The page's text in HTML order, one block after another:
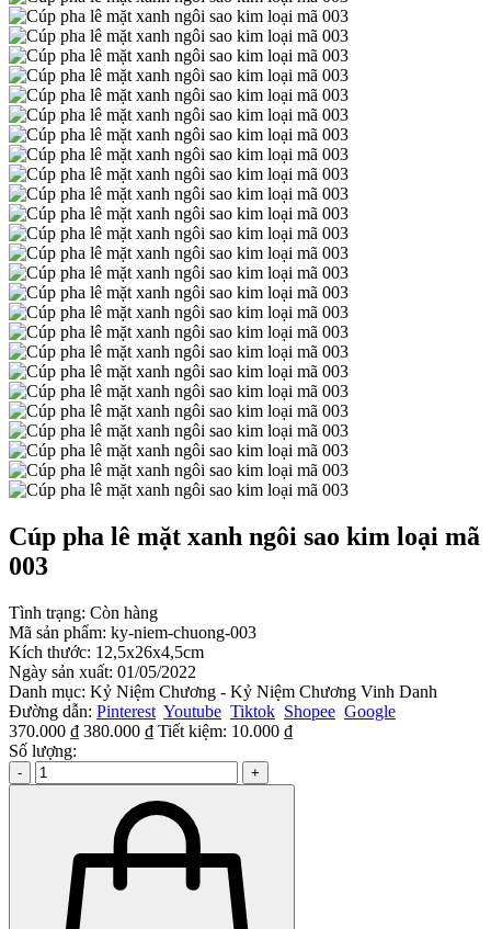
Cúp pha lê mặt xanh ngôi sao kim loại mã
003
Tình trạng: Còn hàng
Mã sản phẩm: ky-niem-chuong-003
Kích thước: 12,5x26x4,5cm
Ngày sản xuất: 01/05/2022
Danh mục: Kỷ Niệm Chương - Kỷ Niệm Chương Vinh Danh
Đường dẫn: Pinterest Youtube Tiktok Shopee Google
370.000 ₫ 380.000 ₫ Tiết kiệm: 10.000 ₫
Số lượng:
- +